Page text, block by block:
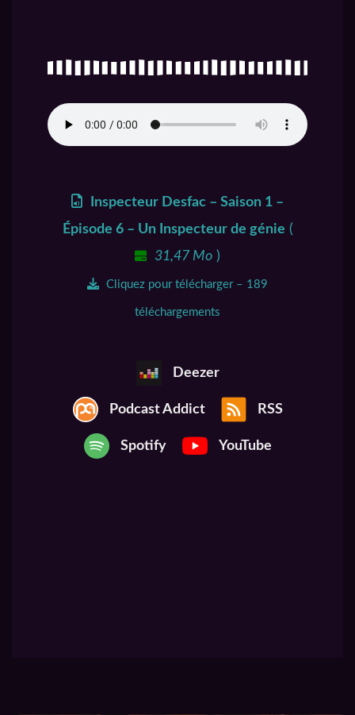
Inspecteur Desfac – Saison 1 –
Épisode 6 – Un Inspecteur de génie (
31,47 Mo )
Cliquez pour télécharger – 189
téléchargements
Deezer
Podcast Addict RSS
Spotify YouTube